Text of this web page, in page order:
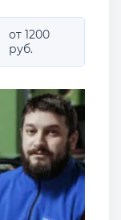
от 1200
руб.